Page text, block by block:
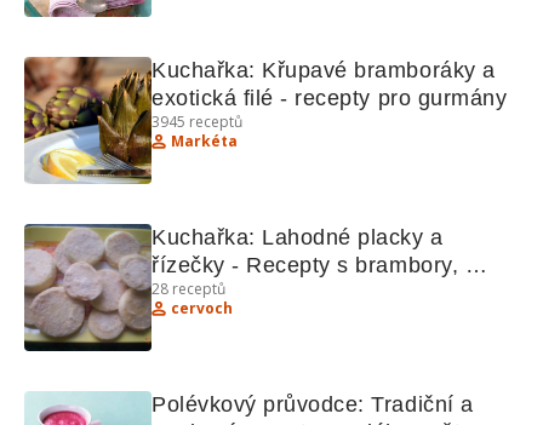
Kuchařka: Křupavé bramboráky a
exotická filé - recepty pro gurmány
3945 receptů
Markéta
Kuchařka: Lahodné placky a
řízečky - Recepty s brambory,
cibulí a sýrem
28 receptů
cervoch
Polévkový průvodce: Tradiční a